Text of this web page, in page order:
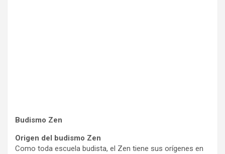
Budismo Zen
Origen del budismo Zen
Como toda escuela budista, el Zen tiene sus orígenes en